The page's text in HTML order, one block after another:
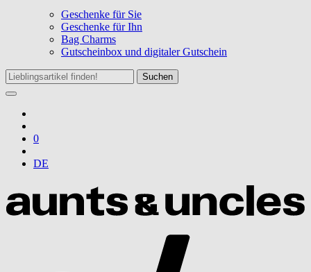
Geschenke für Sie
Geschenke für Ihn
Bag Charms
Gutscheinbox und digitaler Gutschein
Suchen
0
DE